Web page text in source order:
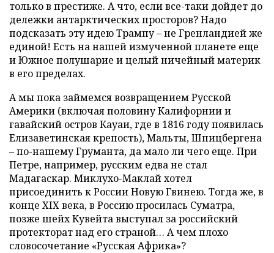
только в престиже. А что, если все-таки дойдет до
дележки антарктических просторов? Надо
подсказать эту идею Трампу – не Гренландией же
единой! Есть на нашей измученной планете еще
и Южное полушарие и целый ничейный материк
в его пределах.
А мы пока займемся возвращением Русской
Америки (включая половину Калифорнии и
гавайский остров Кауаи, где в 1816 году появилась
Елизаветинская крепость), Мальты, Шпицбергена
– по-нашему Груманта, да мало ли чего еще. При
Петре, например, русским едва не стал
Мадагаскар. Миклухо-Маклай хотел
присоединить к России Новую Гвинею. Тогда же, в
конце XIX века, в Россию просилась Суматра,
позже шейх Кувейта выступал за российский
протекторат над его страной… А чем плохо
словосочетание «Русская Африка»?